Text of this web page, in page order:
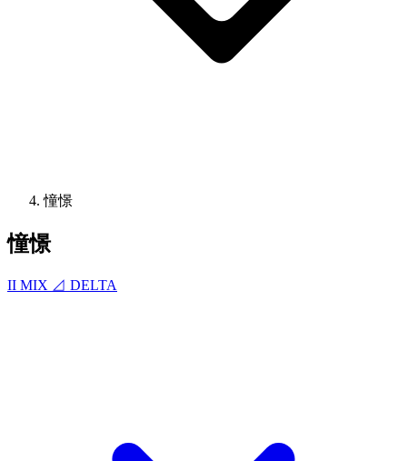
憧憬
憧憬
II MIX ⊿ DELTA